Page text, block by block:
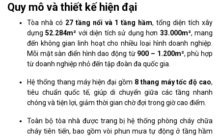
Quy mô và thiết kế hiện đại
Tòa nhà có 27 tầng nổi và 1 tầng hầm, tổng diện tích xây
dựng52.284m² với diện tích sử dụng hơn 33.000m², mang
đến không gian linh hoạt cho nhiều loại hình doanh nghiệp.
Mỗi mặt sàn điển hình dao động từ 900 – 1.200m², phù hợp
từ doanh nghiệp nhỏ đến tập đoàn đa quốc gia.
Hệ thống thang máy hiện đại gồm 8 thang máy tốc độ cao,
tiêu chuẩn quốc tế, giúp di chuyển giữa các tầng nhanh
chóng và tiện lợi, giảm thời gian chờ đợi trong giờ cao điểm.
Toàn bộ tòa nhà được trang bị hệ thống phòng cháy chữa
cháy tiên tiến, bao gồm vòi phun mưa tự động ở tầng hầm